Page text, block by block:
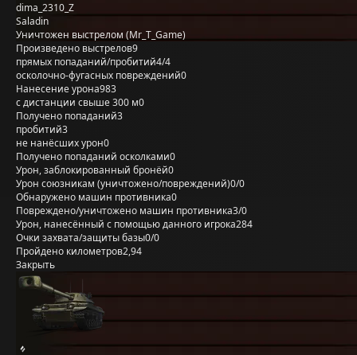
dima_2310_Z
Saladin
Уничтожен выстрелом (Mr_T_Game)
Произведено выстрелов9
прямых попаданий/пробитий4/4
осколочно-фугасных повреждений0
Нанесение урона983
с дистанции свыше 300 м0
Получено попаданий3
пробитий3
не нанёсших урон0
Получено попаданий осколками0
Урон, заблокированный бронёй0
Урон союзникам (уничтожено/повреждений)0/0
Обнаружено машин противника0
Повреждено/уничтожено машин противника3/0
Урон, нанесённый с помощью данного игрока284
Очки захвата/защиты базы0/0
Пройдено километров2,94
Закрыть